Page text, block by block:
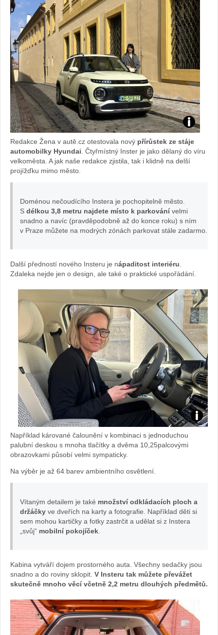
Sabina
otestovala
Redakce Žena v autě.cz otestovala nový přírůstek ze stáje
automobilky Hyundai. Čtyřmístný Inster je jako dělaný do víru
velkoměsta. A jak naše redakce zjistila, tak i klidně na delší
projížďku mimo město.
Doménou nečoudícího Instera je pochopitelně město.
S délkou 3,8 metru najdete místo k parkovánívelmi
snadno a navíc (pravděpodobně až do konce roku) s ním
v Praze můžete na modrých zónách parkovat stále zadarmo.
Další předností nového Insteru je nápaditost interiéru.
Zdaleka nejde jen o design, ale také o praktické uspořádání.
také
Žena
Například kárované čalounění v kombinaci s jednoduchou
palubní deskou s mnoha tlačítky a dvěma 10,25palcovými
obrazovkami působí velmi sympaticky.
Na výběr je až 64 barev ambientního osvětlení.
Vítaným detailem je také množství odkládacích ploch a
držáčky ve dveřích na karty a fotografie. Například děti si
sem mohou kartičky a fotky zastrčit a udělat si z Instera
„svůj“ mobilní pokojíček.
Kabina vytváří dojem prostorného auta. Všechny sedačky jsou
snadno a do roviny sklopit. V Insteru tak můžete převážet
skutečně mnoho věcí včetně 2,2 metru dlouhých předmětů.